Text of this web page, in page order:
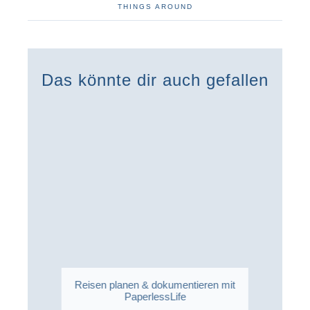
THINGS AROUND
Das könnte dir auch gefallen
Reisen planen & dokumentieren mit
PaperlessLife